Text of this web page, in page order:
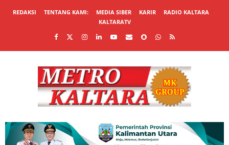
REDAKSI TENTANG KAMI: MEDIA SIBER KARIR
RADIO KALTARA
KALTARATV